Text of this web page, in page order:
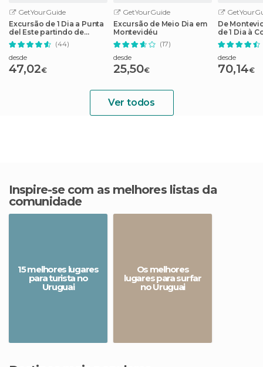
GetYourGuide
Excursão de 1 Dia a Punta
del Este partindo de
Montevidéu
(44)
desde
47,02€
GetYourGuide
Excursão de Meio Dia em
Montevidéu
(17)
desde
25,50€
De
de 1 Dia à
Sacramento
desde
70,14€
Ver todos
Inspire-se com as melhores listas da
comunidade
15 melhores lugares
para turista no
Uruguai
Os melhores
lugares para surfar
no Uruguai